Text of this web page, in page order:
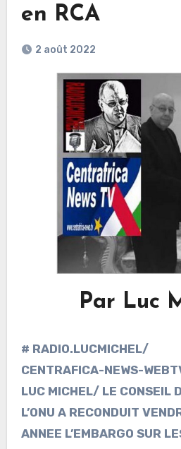
en RCA
2 août 2022
Par Luc
# RADIO.LUCMICHEL/
CENTRAFICA-NEWS-
LUC MICHEL/ LE CONSEIL
L’ONU A RECONDUIT
ANNEE L’EMBARGO SUR